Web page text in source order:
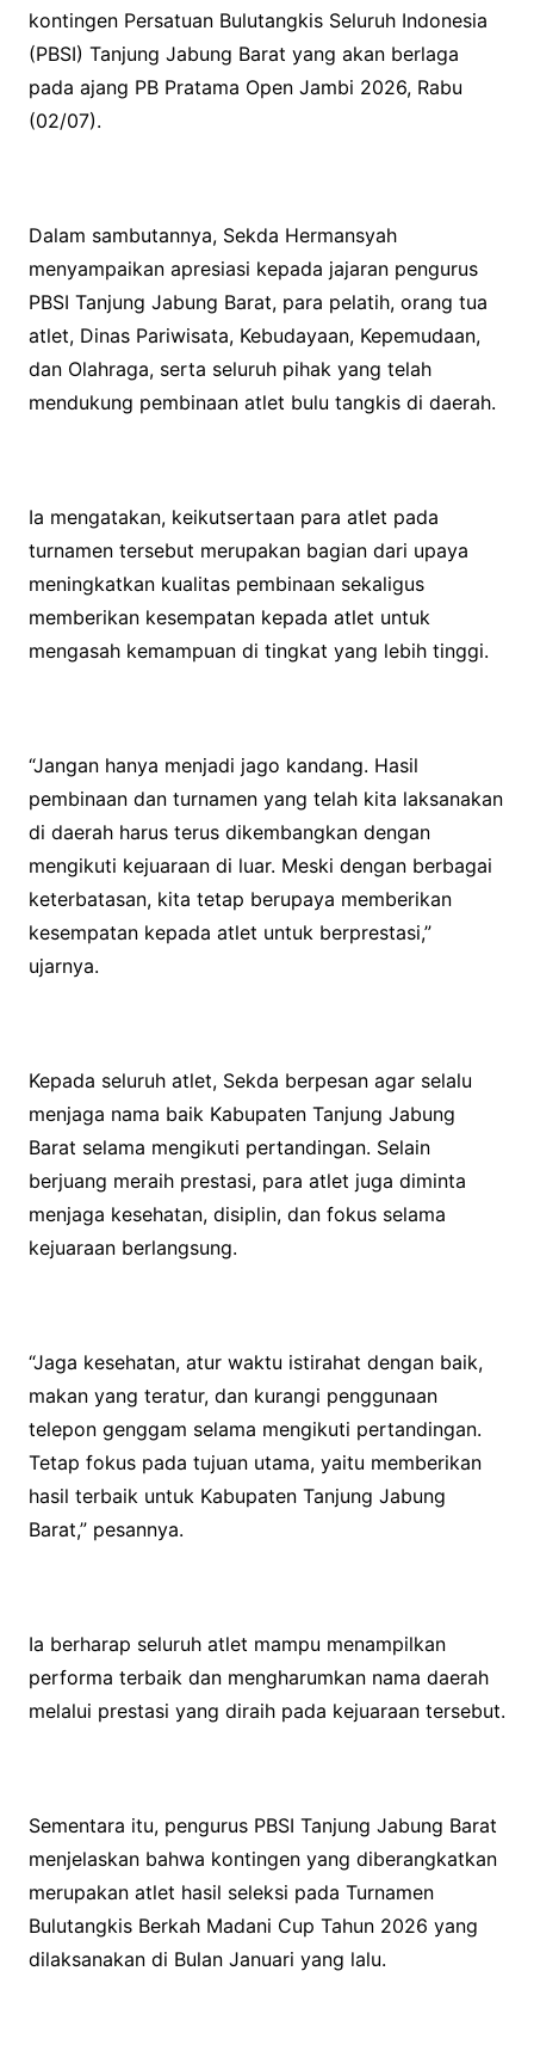
kontingen Persatuan Bulutangkis Seluruh Indonesia
(PBSI) Tanjung Jabung Barat yang akan berlaga
pada ajang PB Pratama Open Jambi 2026, Rabu
(02/07).
Dalam sambutannya, Sekda Hermansyah
menyampaikan apresiasi kepada jajaran pengurus
PBSI Tanjung Jabung Barat, para pelatih, orang tua
atlet, Dinas Pariwisata, Kebudayaan, Kepemudaan,
dan Olahraga, serta seluruh pihak yang telah
mendukung pembinaan atlet bulu tangkis di daerah.
Ia mengatakan, keikutsertaan para atlet pada
turnamen tersebut merupakan bagian dari upaya
meningkatkan kualitas pembinaan sekaligus
memberikan kesempatan kepada atlet untuk
mengasah kemampuan di tingkat yang lebih tinggi.
“Jangan hanya menjadi jago kandang. Hasil
pembinaan dan turnamen yang telah kita laksanakan
di daerah harus terus dikembangkan dengan
mengikuti kejuaraan di luar. Meski dengan berbagai
keterbatasan, kita tetap berupaya memberikan
kesempatan kepada atlet untuk berprestasi,”
ujarnya.
Kepada seluruh atlet, Sekda berpesan agar selalu
menjaga nama baik Kabupaten Tanjung Jabung
Barat selama mengikuti pertandingan. Selain
berjuang meraih prestasi, para atlet juga diminta
menjaga kesehatan, disiplin, dan fokus selama
kejuaraan berlangsung.
“Jaga kesehatan, atur waktu istirahat dengan baik,
makan yang teratur, dan kurangi penggunaan
telepon genggam selama mengikuti pertandingan.
Tetap fokus pada tujuan utama, yaitu memberikan
hasil terbaik untuk Kabupaten Tanjung Jabung
Barat,” pesannya.
Ia berharap seluruh atlet mampu menampilkan
performa terbaik dan mengharumkan nama daerah
melalui prestasi yang diraih pada kejuaraan tersebut.
Sementara itu, pengurus PBSI Tanjung Jabung Barat
menjelaskan bahwa kontingen yang diberangkatkan
merupakan atlet hasil seleksi pada Turnamen
Bulutangkis Berkah Madani Cup Tahun 2026 yang
dilaksanakan di Bulan Januari yang lalu.